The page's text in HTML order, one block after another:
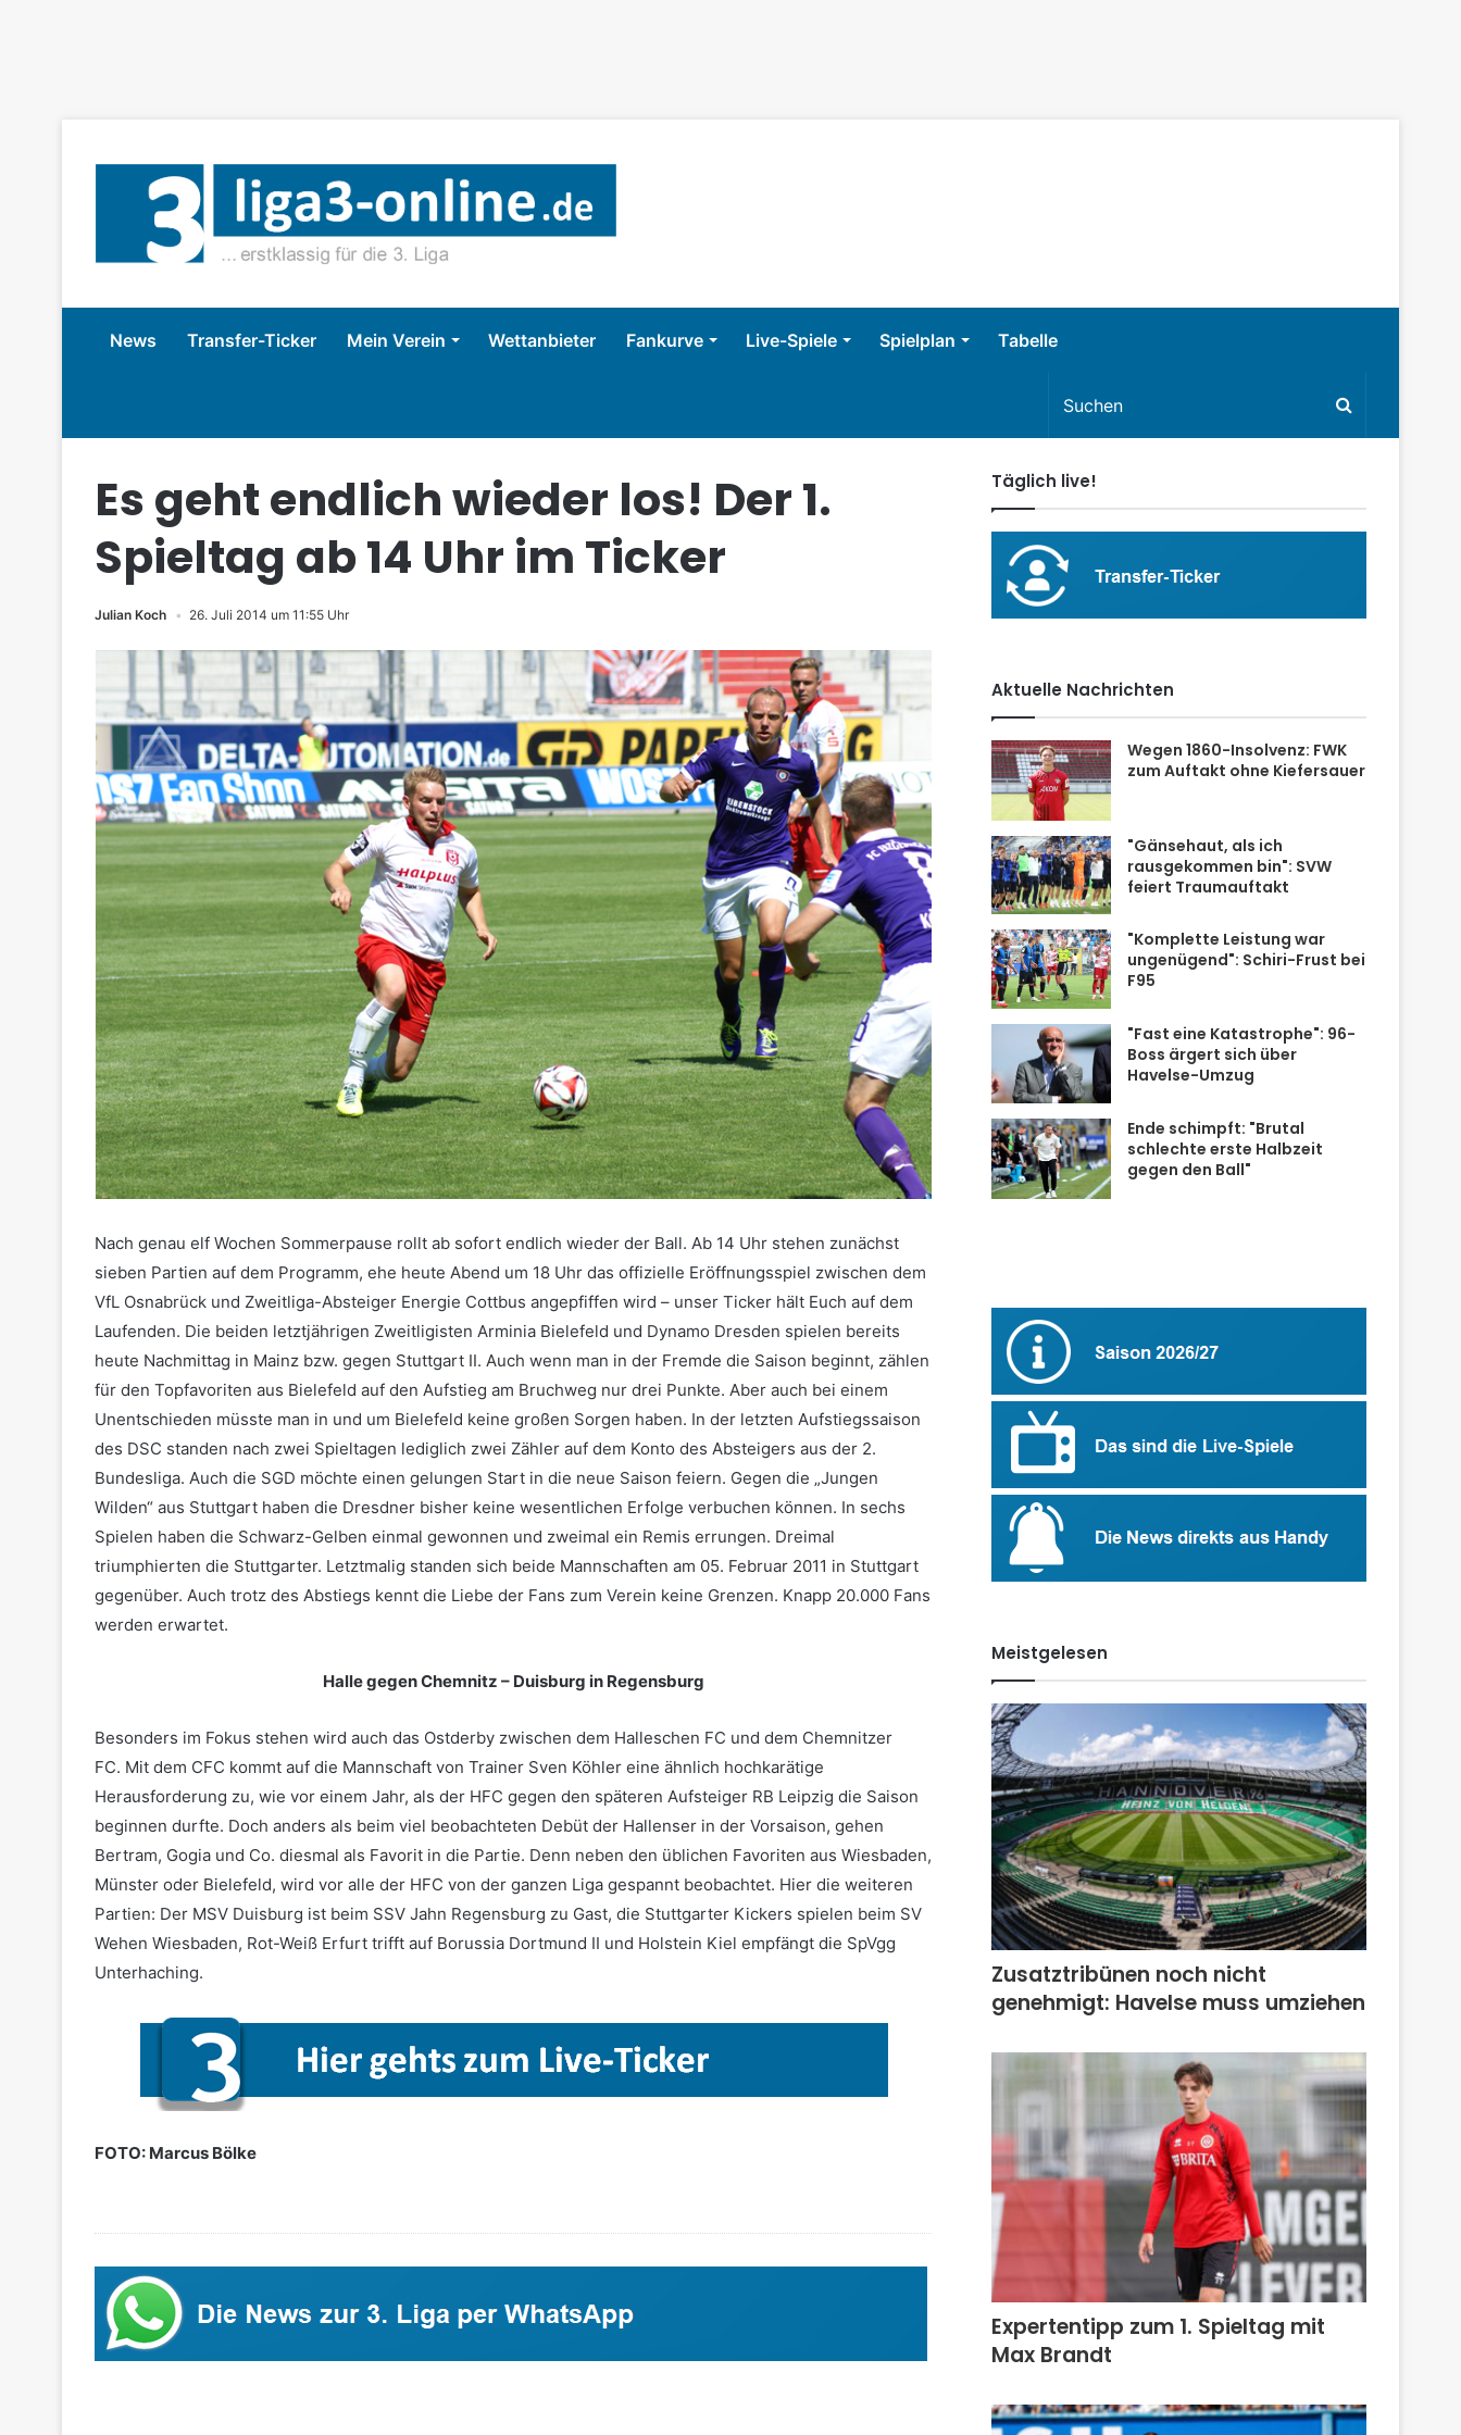
News Transfer-Ticker Mein Verein Wettanbieter Fankurve Live-Spiele Spielplan Tabelle
Es geht endlich wieder los! Der 1.
Spieltag ab 14 Uhr im Ticker
Julian Koch 26. Juli 2014 um 11:55 Uhr
Nach genau elf Wochen Sommerpause rollt ab sofort endlich wieder der Ball. Ab 14 Uhr stehen zunächst
sieben Partien auf dem Programm, ehe heute Abend um 18 Uhr das offizielle Eröffnungsspiel zwischen dem
VfL Osnabrück und Zweitliga-Absteiger Energie Cottbus angepfiffen wird – unser Ticker hält Euch auf dem
Laufenden. Die beiden letztjährigen Zweitligisten Arminia Bielefeld und Dynamo Dresden spielen bereits
heute Nachmittag in Mainz bzw. gegen Stuttgart II. Auch wenn man in der Fremde die Saison beginnt, zählen
für den Topfavoriten aus Bielefeld auf den Aufstieg am Bruchweg nur drei Punkte. Aber auch bei einem
Unentschieden müsste man in und um Bielefeld keine großen Sorgen haben. In der letzten Aufstiegssaison
des DSC standen nach zwei Spieltagen lediglich zwei Zähler auf dem Konto des Absteigers aus der 2.
Bundesliga. Auch die SGD möchte einen gelungen Start in die neue Saison feiern. Gegen die „Jungen
Wilden“ aus Stuttgart haben die Dresdner bisher keine wesentlichen Erfolge verbuchen können. In sechs
Spielen haben die Schwarz-Gelben einmal gewonnen und zweimal ein Remis errungen. Dreimal
triumphierten die Stuttgarter. Letztmalig standen sich beide Mannschaften am 05. Februar 2011 in Stuttgart
gegenüber. Auch trotz des Abstiegs kennt die Liebe der Fans zum Verein keine Grenzen. Knapp 20.000 Fans
werden erwartet.
Halle gegen Chemnitz – Duisburg in Regensburg
Besonders im Fokus stehen wird auch das Ostderby zwischen dem Halleschen FC und dem Chemnitzer
FC. Mit dem CFC kommt auf die Mannschaft von Trainer Sven Köhler eine ähnlich hochkarätige
Herausforderung zu, wie vor einem Jahr, als der HFC gegen den späteren Aufsteiger RB Leipzig die Saison
beginnen durfte. Doch anders als beim viel beobachteten Debüt der Hallenser in der Vorsaison, gehen
Bertram, Gogia und Co. diesmal als Favorit in die Partie. Denn neben den üblichen Favoriten aus Wiesbaden,
Münster oder Bielefeld, wird vor alle der HFC von der ganzen Liga gespannt beobachtet. Hier die weiteren
Partien: Der MSV Duisburg ist beim SSV Jahn Regensburg zu Gast, die Stuttgarter Kickers spielen beim SV
Wehen Wiesbaden, Rot-Weiß Erfurt trifft auf Borussia Dortmund II und Holstein Kiel empfängt die SpVgg
Unterhaching.
FOTO: Marcus Bölke
Täglich live!
Aktuelle Nachrichten
Wegen 1860-Insolvenz: FWK
zum Auftakt ohne Kiefersauer
"Gänsehaut, als ich
rausgekommen bin": SVW
feiert Traumauftakt
"Komplette Leistung war
ungenügend": Schiri-Frust bei
F95
"Fast eine Katastrophe": 96-
Boss ärgert sich über
Havelse-Umzug
Ende schimpft: "Brutal
schlechte erste Halbzeit
gegen den Ball"
Meistgelesen
Zusatztribünen noch nicht
genehmigt: Havelse muss umziehen
Expertentipp zum 1. Spieltag mit
Max Brandt